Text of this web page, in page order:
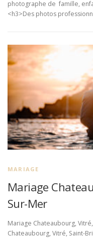
photographe de famille,
<h3>Des photos
MARIAGE
Mariage
Sur-Mer
Mariage Chateaubourg,
Chateaubourg, Vitré, Saint-